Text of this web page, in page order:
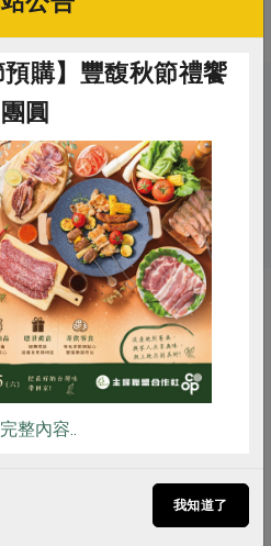
關鍵字
# 罐頭 # 虱目魚
# 即食料理
興趣的產品
食譜 減硝酸鹽
共同購買
預購】豐馥秋節禮饗
團圓
整內容..
我知道了